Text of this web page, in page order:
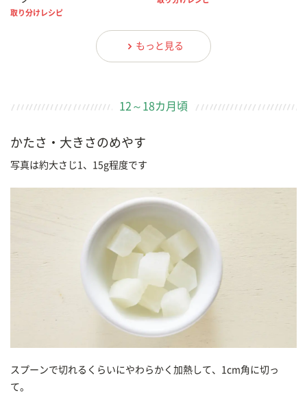
取り分けレシピ
もっと見る
12～18カ月頃
かたさ・大きさのめやす
写真は約大さじ1、15g程度です
スプーンで切れるくらいにやわらかく加熱して、1cm角に切っ
て。